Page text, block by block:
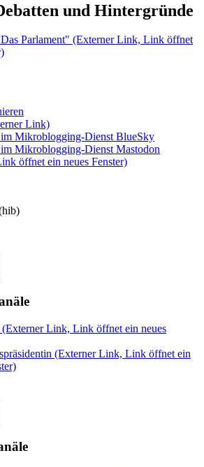
und Hintergründe
Parlament" (Externer Link, Link öffnet
Link)
Mikroblogging-Dienst BlueSky
Mikroblogging-Dienst Mastodon
öffnet ein neues Fenster)
(Externer Link, Link öffnet ein neues
(Externer Link, Link öffnet ein